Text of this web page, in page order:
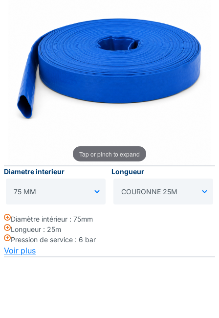
Tap or pinch to expand
Diamètre intérieur : 75mm
Longueur : 25m
Pression de service : 6 bar
Voir plus
Diametre interieur Longueur